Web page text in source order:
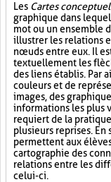
Les Cartes
graphique dans
mot ou un ensemble
illustrer les relations
nœuds entre eux. Il
textuellement les
des liens établis. Par
couleurs et de
images, des
informations les plus
requiert de la
plusieurs reprises. En
permettent aux
cartographie des
relations entre les
celui-ci.